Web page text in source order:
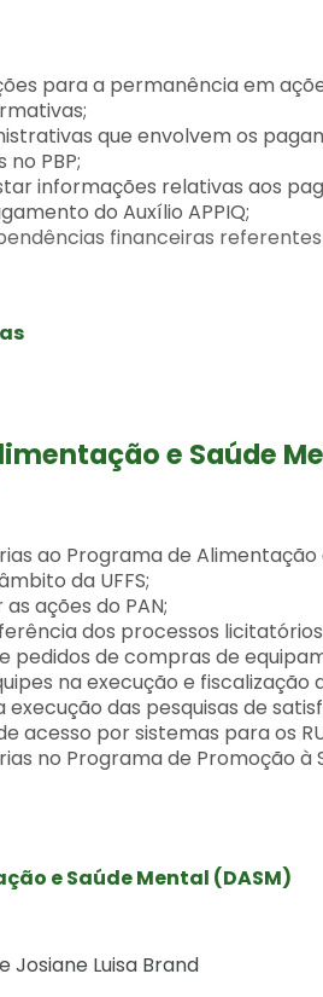
para a permanência em
que envolvem os
PBP;
informações relativas aos
do Auxílio APPIQ;
financeiras referentes
e Saúde
ao Programa de
da UFFS;
ações do PAN;
dos processos
pedidos de compras de
na execução e
das pesquisas de
acesso por sistemas para os
no Programa de Promoção à
e Saúde Mental (DASM)
Josiane Luisa Brand